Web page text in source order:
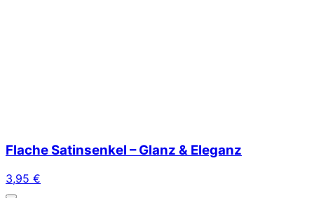
Flache Satinsenkel – Glanz & Eleganz
3,95 €